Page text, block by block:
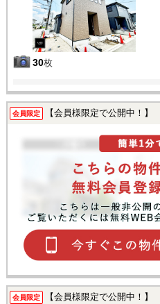
30枚
会員限定 【会員様限定で公開中！】
会員限定 【会員様限定で公開中！】